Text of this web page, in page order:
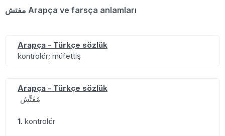
مفتش Arapça ve farsça anlamları
Arapça - Türkçe sözlük
kontrolör; müfettiş
Arapça - Türkçe sözlük
مُفَتِّش
1. kontrolör